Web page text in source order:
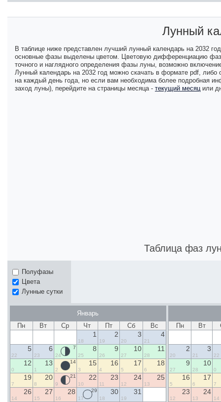
Лунный
В таблице ниже представлен лучший лунный календарь на 2032
основные фазы выделены цветом. Цветовую дифференциацию
точного и наглядного определения фазы луны, возможно
Лунный календарь на 2032 год можно скачать в формате pdf,
на каждый день года, но если вам необходима более подробная
заход луны), перейдите на страницы месяца - текущий месяцили
Таблица фаз
Полуфазы
Цвета
Лунные сутки
Январь
Пн
Вт Ср Чт Пт Сб Вс
1
18
2
19
3
20
4
21
5
22
6
23
7
24
8
25
9
26
10
27
11
28
12
0
13
1
14
2
15
3
16
4
17
5
18
6
19
7
20
8
21
9
22
10
23
11
24
12
25
13
26
14
27
15
28
16
29
17
30
18
31
19
Пн Вт
2
20
3
21 22
9
27
10
28 0
16
5
17
6 7
23
12
24
13 14